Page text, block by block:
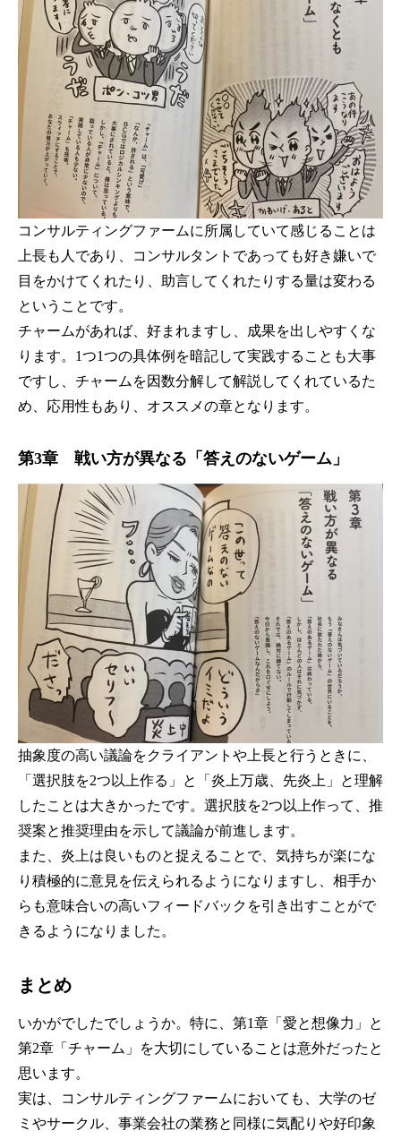
コンサルティングファームに所属していて感じることは
上長も人であり、コンサルタントであっても好き嫌いで
目をかけてくれたり、助言してくれたりする量は変わる
ということです。
チャームがあれば、好まれますし、成果を出しやすくな
ります。1つ1つの具体例を暗記して実践することも大事
ですし、チャームを因数分解して解説してくれているた
め、応用性もあり、オススメの章となります。
第3章 戦い方が異なる「答えのないゲーム」
抽象度の高い議論をクライアントや上長と行うときに、
「選択肢を2つ以上作る」と「炎上万歳、先炎上」と理解
したことは大きかったです。選択肢を2つ以上作って、推
奨案と推奨理由を示して議論が前進します。
また、炎上は良いものと捉えることで、気持ちが楽にな
り積極的に意見を伝えられるようになりますし、相手か
らも意味合いの高いフィードバックを引き出すことがで
きるようになりました。
まとめ
いかがでしたでしょうか。特に、第1章「愛と想像力」と
第2章「チャーム」を大切にしていることは意外だったと
思います。
実は、コンサルティングファームにおいても、大学のゼ
ミやサークル、事業会社の業務と同様に気配りや好印象